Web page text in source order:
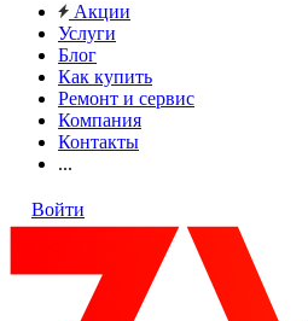
Акции
Услуги
Блог
Как купить
Ремонт и сервис
Компания
Контакты
...
Войти